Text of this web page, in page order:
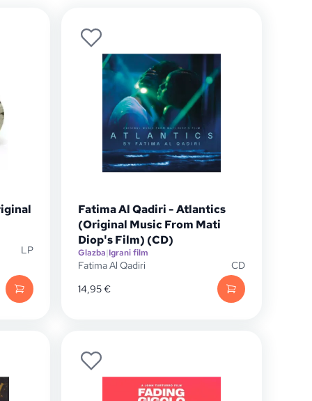
LP
Fatima Al Qadiri - Atlantics
(Original Music From Mati
Diop's Film) (CD)
Glazba|Igrani film
Fatima Al Qadiri
CD
14,95€